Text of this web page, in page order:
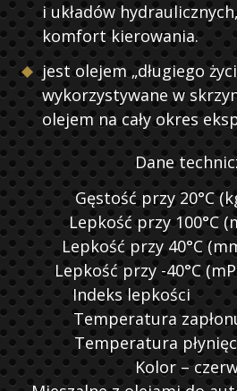
i układów
komfort kierowania.
jest olejem „długiego
wykorzystywane w
olejem na cały okres
Dane
Gęstość przy 20°C
Lepkość przy 100°C
Lepkość przy 40°C
Lepkość przy -40°C
Indeks
Temperatura
Temperatura
Kolor –